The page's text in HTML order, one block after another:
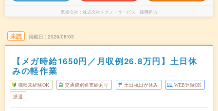
派遣会社 株式会社テクノ・サービス 採用担当
未読 掲載日 2026/08/03
【メガ時給1650円／月収例26.8万円】土日休
みの軽作業
職種未経験OK 交通費別途支給あり 土日祝日が休み WEB登録OK
派遣